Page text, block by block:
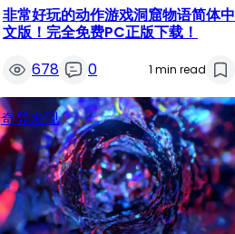
非常好玩的动作游戏洞窟物语简体中
文版！完全免费PC正版下载！
678
0 1 min read
奇异发现